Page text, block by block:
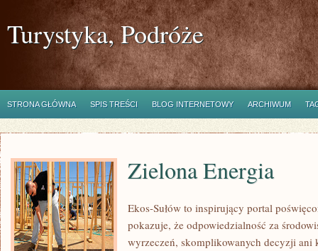
Turystyka, Podróże
STRONA GŁÓWNA SPIS TREŚCI BLOG INTERNETOWY ARCHIWUM
Zielona Energia
Ekos-Sułów to inspirujący portal
pokazuje, że odpowiedzialność za
wyrzeczeń, skomplikowanych decyzji ani